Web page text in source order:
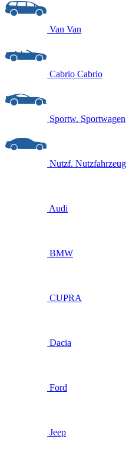
Van Van
Cabrio Cabrio
Sportw. Sportwagen
Nutzf. Nutzfahrzeug
Audi
BMW
CUPRA
Dacia
Ford
Jeep